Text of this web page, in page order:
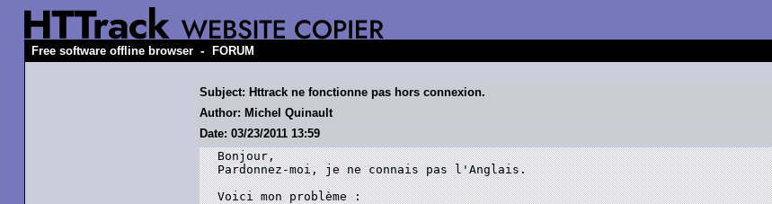
Free software offline browser - FORUM
Subject: Httrack ne fonctionne pas hors connexion.
Author: Michel Quinault
Date: 03/23/2011 13:59
Bonjour,
Pardonnez-moi, je ne connais pas l'Anglais.
Voici mon problème :